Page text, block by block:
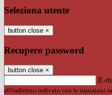
Seleziona utente
button close ×
Recupero password
button close ×
E-
all'indirizzo indicato con le istruzioni